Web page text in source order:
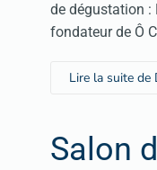
de dégustation :
fondateur de Ô
Lire la suite
Salon